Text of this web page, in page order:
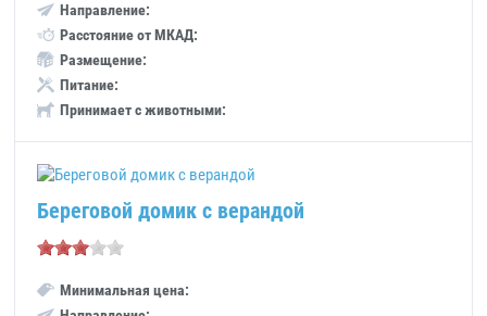
Направление:
Расстояние от МКАД:
Размещение:
Питание:
Принимает с животными:
Береговой домик с верандой
Минимальная цена: